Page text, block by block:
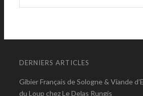
DERNIERS ARTICLES
Gibier Français de Sologne & Viande
du Loup chez Le Delas Rungis